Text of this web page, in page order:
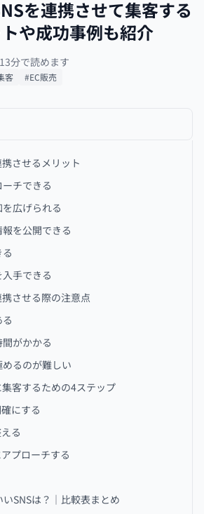
を連携させて集客する
や成功事例も紹介
分で読めます
客 #EC販売
させるメリット
チできる
広げられる
を公開できる
手できる
させる際の注意点
がかかる
るのが難しい
集客するための4ステップ
にする
る
プローチする
SNSは？｜比較表まとめ